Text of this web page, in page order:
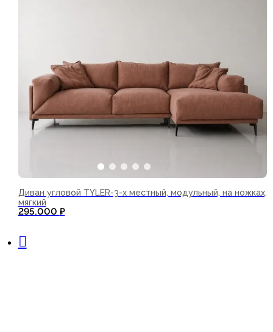
Диван угловой TYLER-3-х местный, модульный, на ножках,
мягкий
295.000 ₽